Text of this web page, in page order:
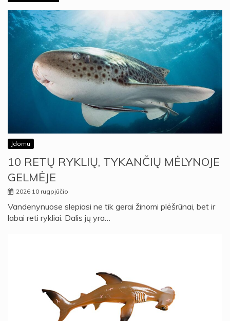
Įdomu
10 RETŲ RYKLIŲ, TYKANČIŲ MĖLYNOJE
GELMĖJE
2026 10 rugpjūčio
Vandenynuose slepiasi ne tik gerai žinomi plėšrūnai, bet ir
labai reti rykliai. Dalis jų yra…